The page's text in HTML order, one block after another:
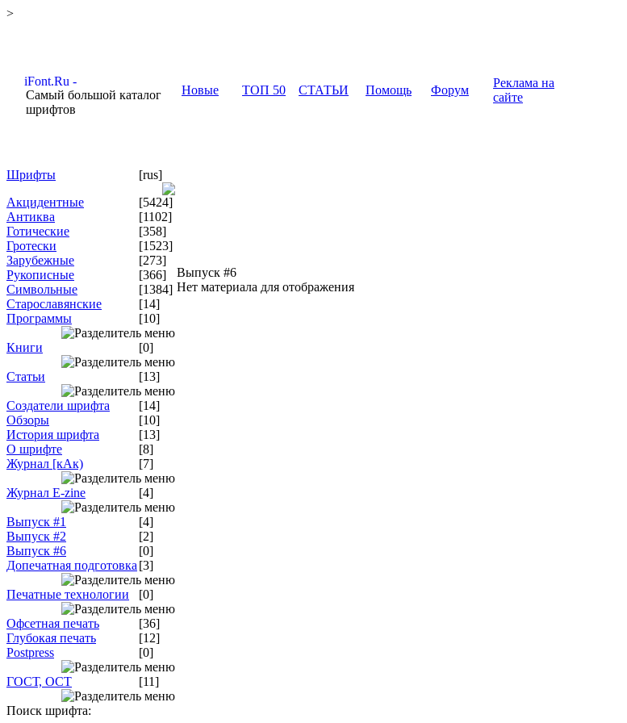
>
Самый большой каталог
шрифтов
Новые ТОП 50 СТАТЬИ Помощь Форум
Реклама на
сайте
Шрифты
[rus]
Акцидентные
[5424]
Антиква
[1102]
Готические
[358]
Гротески
[1523]
Зарубежные
[273]
Рукописные
[366]
Символьные
[1384]
Старославянские
[14]
Программы
[10]
Книги [0]
Статьи [13]
Создатели шрифта
[14]
Обзоры
[10]
История шрифта
[13]
О шрифте
[8]
Журнал [кАк)
[7]
Журнал E-zine [4]
Выпуск #1
[4]
Выпуск #2
[2]
Выпуск #6
[0]
Допечатная подготовка [3]
Печатные технологии [0]
Офсетная печать
[36]
Глубокая печать
[12]
Postpress
[0]
ГОСТ, ОСТ [11]
Поиск шрифта:
Выпуск #6
Нет материала для отображения